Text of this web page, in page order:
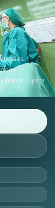
más rápida